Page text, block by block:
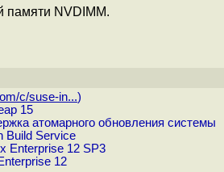
памяти NVDIMM.
c/suse-in...)
15
атомарного обновления системы
Build Service
Enterprise 12 SP3
12